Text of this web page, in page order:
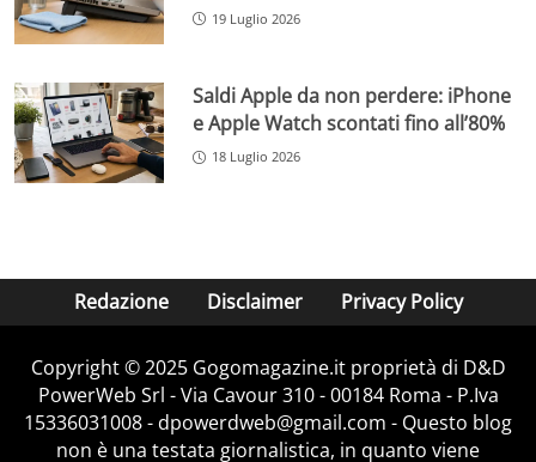
19 Luglio 2026
Saldi Apple da non perdere: iPhone
e Apple Watch scontati fino all’80%
18 Luglio 2026
Redazione Disclaimer Privacy Policy
Copyright © 2025 Gogomagazine.it proprietà di D&D
PowerWeb Srl - Via Cavour 310 - 00184 Roma - P.Iva
15336031008 - dpowerdweb@gmail.com - Questo blog
non è una testata giornalistica, in quanto viene